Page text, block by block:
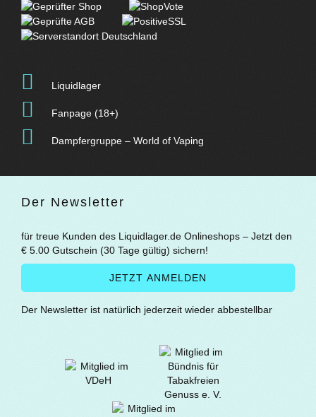
Liquidlager
Fanpage (18+)
Dampfergruppe – World of Vaping
Der Newsletter
für treue Kunden des Liquidlager.de Onlineshops – Jetzt den
€ 5.00 Gutschein (30 Tage gültig) sichern!
Der Newsletter ist natürlich jederzeit wieder abbestellbar